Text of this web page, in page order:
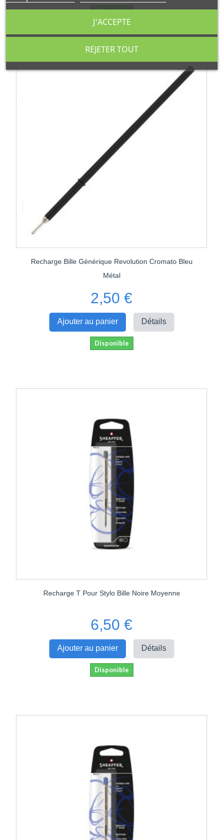
Disponible
Recharge Bille Générique Revolution Cromato Bleu
Métal
2,50 €
Ajouter au panier Détails
Disponible
Recharge T Pour Stylo Bille Noire Moyenne
6,50 €
Ajouter au panier Détails
Disponible
REJETER TOUT
J'ACCEPTE